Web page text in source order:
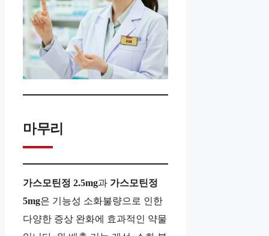
마무리
가스모틴정 2.5mg과 가스모틴정
5mg은 기능성 소화불량으로 인한
다양한 증상 완화에 효과적인 약물